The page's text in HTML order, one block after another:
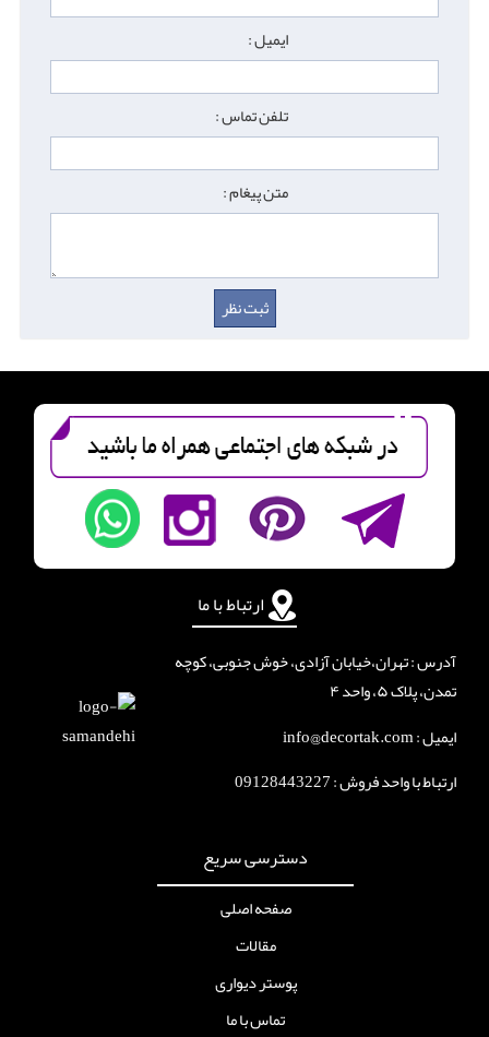
ایمیل :
تلفن تماس :
متن پیغام :
دسترسی سریع
صفحه اصلی
مقالات
پوستر دیواری
تماس با ما
ارتباط با ما
آدرس : تهران،خیابان آزادی، خوش جنوبی، کوچه
تمدن، پلاک ۵، واحد ۴
ایمیل : info@decortak.com
ارتباط با واحد فروش :09128443227